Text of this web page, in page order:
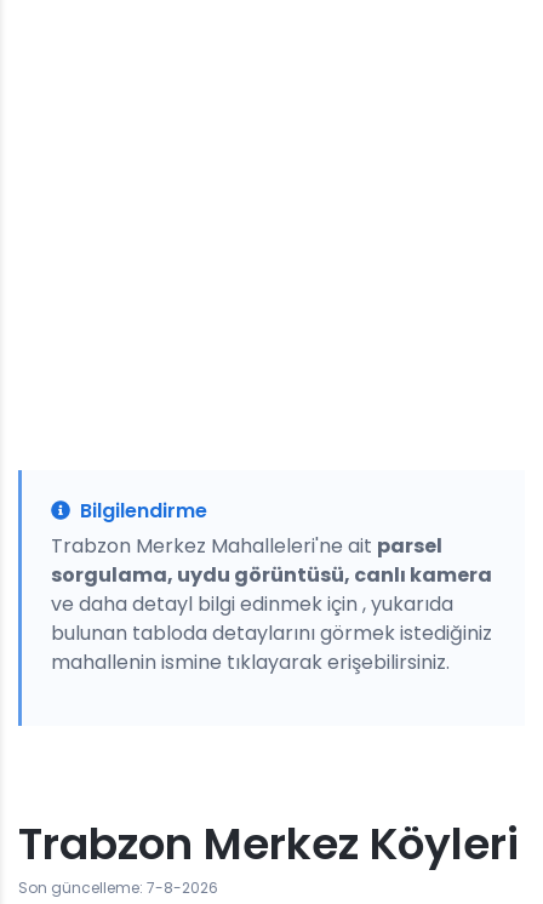
Bilgilendirme
Trabzon Merkez Mahalleleri'ne ait parsel
sorgulama, uydu görüntüsü, canlı kamera
ve daha detayl bilgi edinmek için , yukarıda
bulunan tabloda detaylarını görmek istediğiniz
mahallenin ismine tıklayarak erişebilirsiniz.
Trabzon Merkez Köyleri
Son güncelleme: 7-8-2026